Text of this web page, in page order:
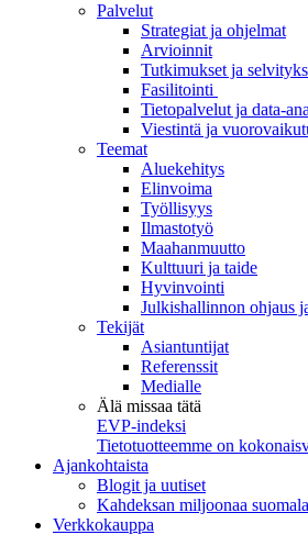
Palvelut
Strategiat ja ohjelmat
Arvioinnit
Tutkimukset ja
Fasilitointi
Tietopalvelut ja data-
Viestintä ja
Teemat
Aluekehitys
Elinvoima
Työllisyys
Ilmastotyö
Maahanmuutto
Kulttuuri ja taide
Hyvinvointi
Julkishallinnon ohjaus
Tekijät
Asiantuntijat
Referenssit
Medialle
Älä missaa tätä
EVP-indeksi
Tietotuotteemme on
Ajankohtaista
Blogit ja uutiset
Kahdeksan miljoonaa
Verkkokauppa